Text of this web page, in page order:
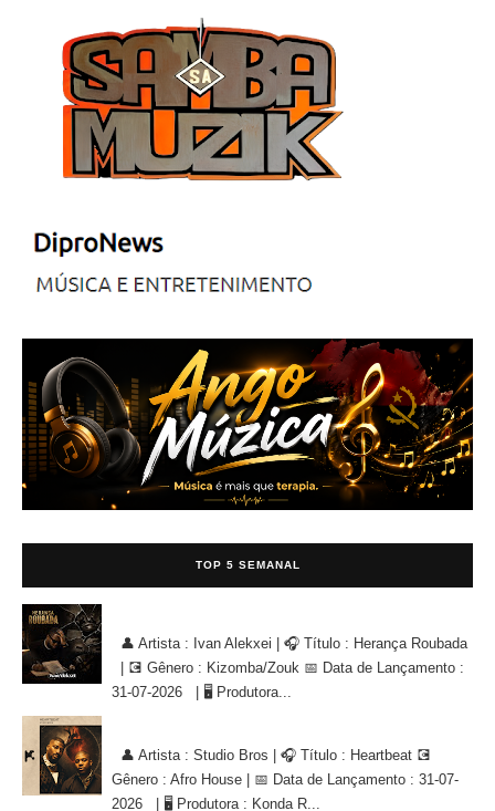
TOP 5 SEMANAL
👤 Artista : Ivan Alekxei | 🎧 Título : Herança Roubada
| 💽 Gênero : Kizomba/Zouk 📅 Data de Lançamento :
31-07-2026 | 🖥 Produtora...
👤 Artista : Studio Bros | 🎧 Título : Heartbeat 💽
Gênero : Afro House | 📅 Data de Lançamento : 31-07-
2026 | 🖥 Produtora : Konda R...